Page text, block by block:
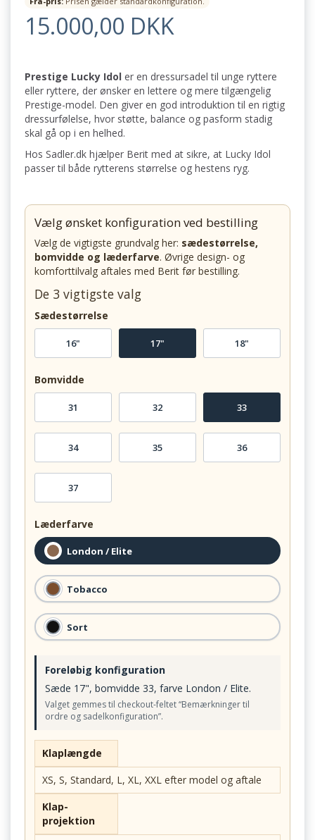
15.000,00 DKK
Prestige Lucky Idol er en dressursadel til unge ryttere
eller ryttere, der ønsker en lettere og mere tilgængelig
Prestige-model. Den giver en god introduktion til en rigtig
dressurfølelse, hvor støtte, balance og pasform stadig
skal gå op i en helhed.
Hos Sadler.dk hjælper Berit med at sikre, at Lucky Idol
passer til både rytterens størrelse og hestens ryg.
Vælg ønsket konfiguration ved bestilling
Vælg de vigtigste grundvalg her: sædestørrelse,
bomvidde og læderfarve. Øvrige design- og
komforttilvalg aftales med Berit før bestilling.
De 3 vigtigste valg
Sædestørrelse
16" 17" 18"
Bomvidde
31 32 33
34 35 36
37
Læderfarve
London / Elite
Tobacco
Sort
Foreløbig konfiguration
Sæde 17", bomvidde 33, farve London / Elite.
Valget gemmes til checkout-feltet “Bemærkninger til
ordre og sadelkonfiguration”.
Klaplængde
XS, S, Standard, L, XL, XXL efter model og aftale
Klap-
projektion